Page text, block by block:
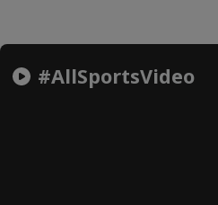
#AllSportsVideo